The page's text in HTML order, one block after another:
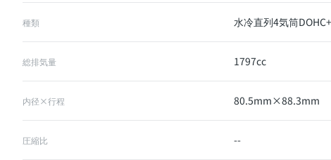
種類 水冷直列4気筒
総排気量 1797cc
内径×行程 80.5mm×88.3mm
圧縮比 --